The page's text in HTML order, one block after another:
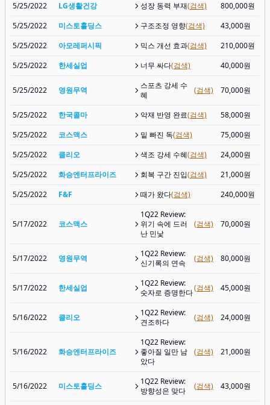
5/25/2022
LG생활건강 성장 동력 부재(검색) 800,000원
5/25/2022
미스토홀딩스 구조조정 영향(검색) 43,000원
5/25/2022
아모레퍼시픽 믹스 개선 효과(검색) 210,000원
5/25/2022
한세실업 너무 싸다(검색) 40,000원
5/25/2022 영원무역
스포츠 강세 수
혜
(검색) 70,000원
5/25/2022 한국콜마 악재 반영 완료(검색) 58,000원
5/25/2022
코스맥스 밑 빠진 독(검색) 75,000원
5/25/2022
클리오 색조 강세 수혜(검색) 24,000원
5/25/2022
화승엔터프라이즈 회복 구간 진입(검색) 21,000원
5/25/2022
F&F 때가 왔다(검색) 240,000원
5/17/2022 코스맥스
1Q22 Review:
위기 속에 드러
난 민낯
(검색) 70,000원
5/17/2022 영원무역
1Q22 Review:
신기록의 연속
(검색) 80,000원
5/17/2022 한세실업
1Q22 Review:
숫자로 증명한다(검색) 45,000원
5/16/2022 클리오
1Q22 Review:
견조하다
(검색) 24,000원
5/16/2022 화승엔터프라이즈
1Q22 Review:
좋아질 일만 남
았다
(검색) 21,000원
5/16/2022 미스토홀딩스
1Q22 Review:
방향성은 맞다
(검색) 43,000원